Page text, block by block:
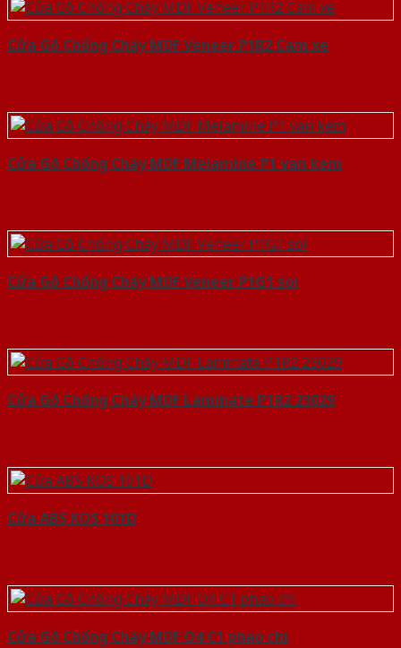
Cửa Gỗ Chống Cháy MDF Veneer P1R2 Cam xe
Cửa Gỗ Chống Cháy MDF Melamine P1 van kem
Cửa Gỗ Chống Cháy MDF Veneer P1G1 soi
Cửa Gỗ Chống Cháy MDF Laminate P1R2 23029
Cửa ABS KOS 101D
Cửa Gỗ Chống Cháy MDF O4 C1 phao chi